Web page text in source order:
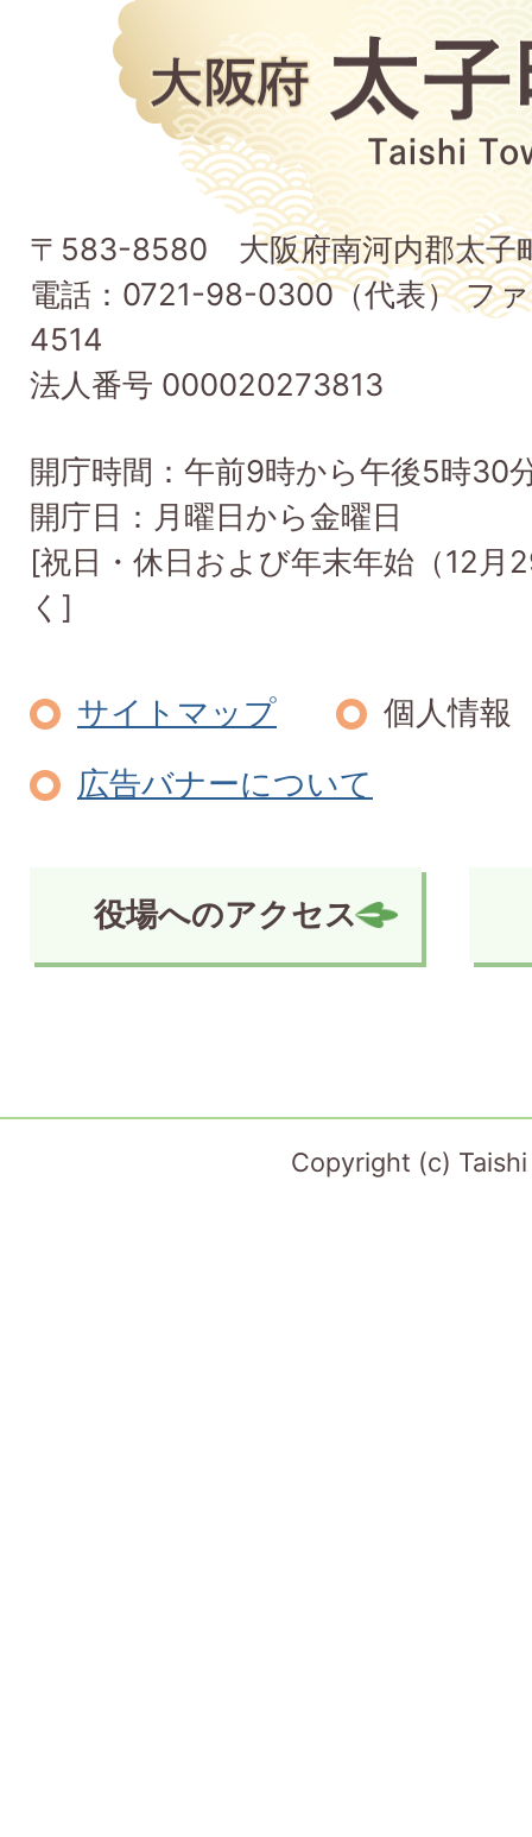
町
Taishi
Town
〒583-8580 大阪府南河内郡太子
電話：0721-98-0300（代表） フ
4514
法人番号 000020273813
開庁時間：午前9時から午後5時30
開庁日：月曜日から金曜日
[祝日・休日および年末年始（12月
く]
サイトマップ
個人情報
広告バナーについて
役場へのアクセス
Copyright (c)